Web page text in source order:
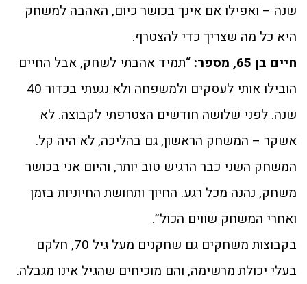
שנה – ואפילו אם אינך בכושר כיום, האהבה למשחק
היא כל מה שצריך כדי להצטרף.
חיים בן 65, מספר:
“תמיד אהבתי לשחק, אבל החיים
הובילו אותי לעסקים ולמשפחה ולא נגעתי בכדור 40
שנה. לפני שלושה חודשים הצטרפתי לקבוצה. לא
אשקר – המשחק הראשון, גם בהליכה, לא היה קל.
המשחק השני כבר הרגיש טוב יותר, והיום אני בכושר
משחק, נהנה מכל רגע. החיוך ותחושת החיוניות בזמן
ואחרי המשחק שווים הכול”.
בקבוצות משחקים גם שחקנים מעל גיל 70, חלקם
בעלי יכולת מרשימה, והם מוכיחים שהגיל אינו מגבלה.